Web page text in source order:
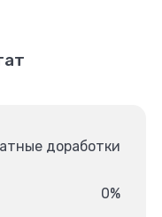
доработки
0%